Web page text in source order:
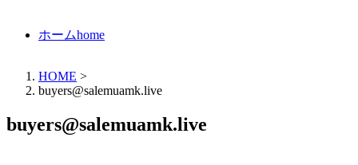
ホームhome
HOME >
buyers@salemuamk.live
buyers@salemuamk.live